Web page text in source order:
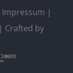
Impressum |
| Crafted by